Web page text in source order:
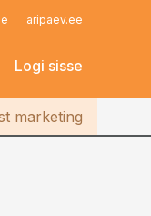
aripaev.ee
Logi sisse
marketing